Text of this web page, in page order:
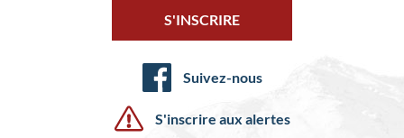
S'INSCRIRE
Suivez-nous
S'inscrire aux alertes